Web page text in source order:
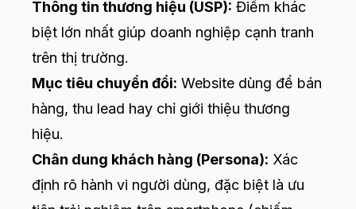
Thông tin thương hiệu (USP): Điểm khác
biệt lớn nhất giúp doanh nghiệp cạnh tranh
trên thị trường.
Mục tiêu chuyển đổi: Website dùng để bán
hàng, thu lead hay chỉ giới thiệu thương
hiệu.
Chân dung khách hàng (Persona): Xác
định rõ hành vi người dùng, đặc biệt là ưu